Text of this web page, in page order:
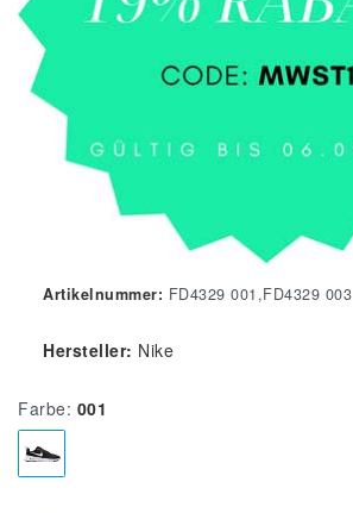
Artikelnummer: FD4329 001,FD4329 003
Hersteller: Nike
Farbe: 001